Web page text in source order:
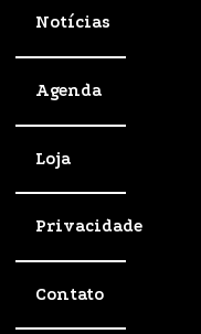
Notícias
Agenda
Loja
Privacidade
Contato